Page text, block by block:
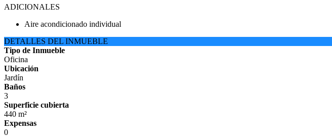
ADICIONALES
Aire acondicionado individual
DETALLES DEL INMUEBLE
Tipo de Inmueble
Oficina
Ubicación
Jardín
Baños
3
Superficie cubierta
440 m²
Expensas
0